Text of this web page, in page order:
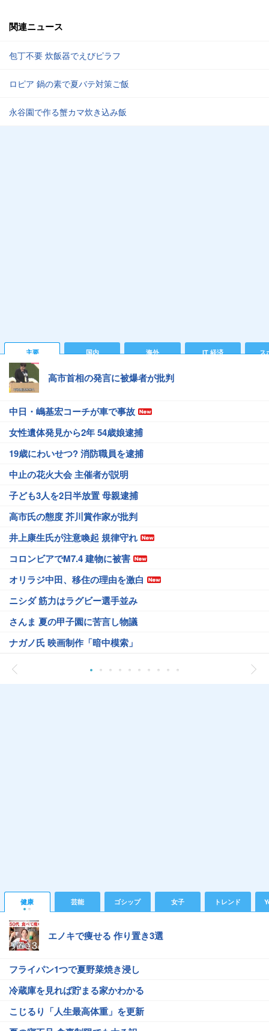
関連ニュース
包丁不要 炊飯器でえびピラフ
ロピア 鍋の素で夏バテ対策ご飯
永谷園で作る蟹カマ炊き込み飯
主要 国内 海外 IT 経済 ス
高市首相の発言に被爆者が批判
中日・嶋基宏コーチが車で事故
女性遺体発見から2年 54歳娘逮捕
19歳にわいせつ? 消防職員を逮捕
中止の花火大会 主催者が説明
子ども3人を2日半放置 母親逮捕
高市氏の態度 芥川賞作家が批判
井上康生氏が注意喚起 規律守れ
コロンビアでM7.4 建物に被害
オリラジ中田、移住の理由を激白
ニシダ 筋力はラグビー選手並み
さんま 夏の甲子園に苦言し物議
ナガノ氏 映画制作「暗中模索」
健康 芸能 ゴシップ 女子 トレンド
エノキで痩せる 作り置き3選
フライパン1つで夏野菜焼き浸し
冷蔵庫を見れば貯まる家かわかる
こじるり「人生最高体重」を更新